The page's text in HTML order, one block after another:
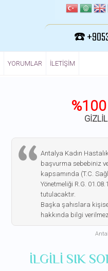
☎️
YORUMLAR ILETIŞIM
Antalya Kadın
başvurma sebebiniz
kapsamında (T.C.
Yönetmeliği R.G.
tutulacaktır.
Başka şahıslara
hakkında bilgi verilmez.
ILGILI SIK